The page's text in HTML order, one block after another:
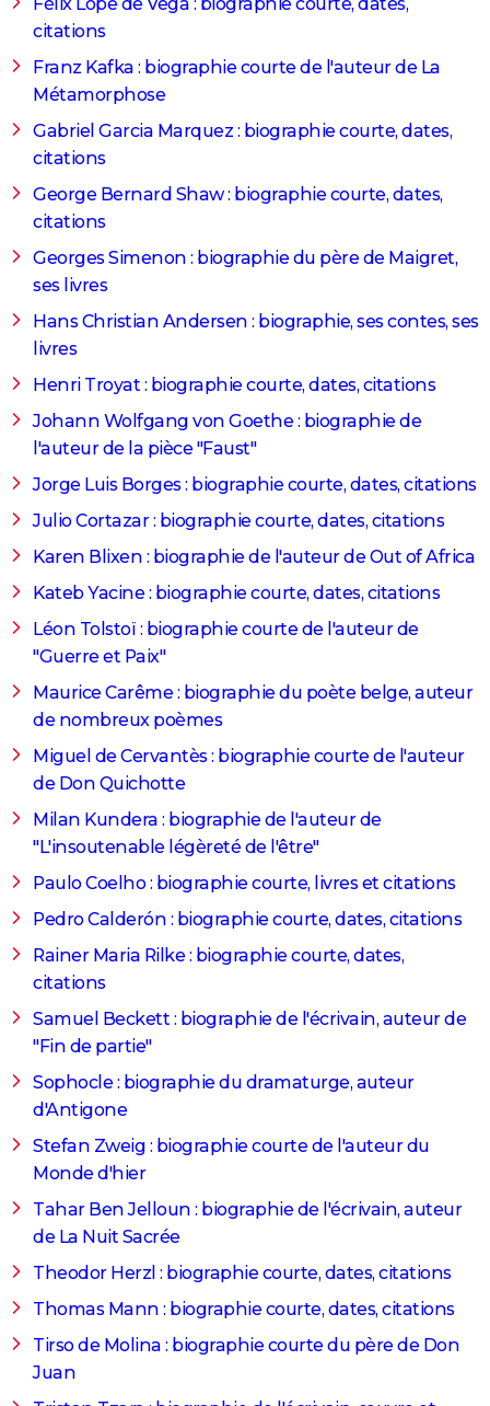
Bricolage
Lifestyle
Culture
Sport
Auto
Television
Voyage
Cinema
citations
Franz Kafka : biographie courte de l'auteur de La
Métamorphose
Gabriel Garcia Marquez : biographie courte, dates,
citations
George Bernard Shaw : biographie courte, dates,
citations
Georges Simenon : biographie du père de Maigret,
ses livres
Hans Christian Andersen : biographie, ses contes, ses
livres
Henri Troyat : biographie courte, dates, citations
Johann Wolfgang von Goethe : biographie de
l'auteur de la pièce "Faust"
Jorge Luis Borges : biographie courte, dates, citations
Julio Cortazar : biographie courte, dates, citations
Karen Blixen : biographie de l'auteur de Out of Africa
Kateb Yacine : biographie courte, dates, citations
Léon Tolstoï : biographie courte de l'auteur de
"Guerre et Paix"
Maurice Carême : biographie du poète belge, auteur
de nombreux poèmes
Miguel de Cervantès : biographie courte de l'auteur
de Don Quichotte
Milan Kundera : biographie de l'auteur de
"L'insoutenable légèreté de l'être"
Paulo Coelho : biographie courte, livres et citations
Pedro Calderón : biographie courte, dates, citations
Rainer Maria Rilke : biographie courte, dates,
citations
Samuel Beckett : biographie de l'écrivain, auteur de
"Fin de partie"
Sophocle : biographie du dramaturge, auteur
d'Antigone
Stefan Zweig : biographie courte de l'auteur du
Monde d'hier
Tahar Ben Jelloun : biographie de l'écrivain, auteur
de La Nuit Sacrée
Theodor Herzl : biographie courte, dates, citations
Thomas Mann : biographie courte, dates, citations
Tirso de Molina : biographie courte du père de Don
Juan